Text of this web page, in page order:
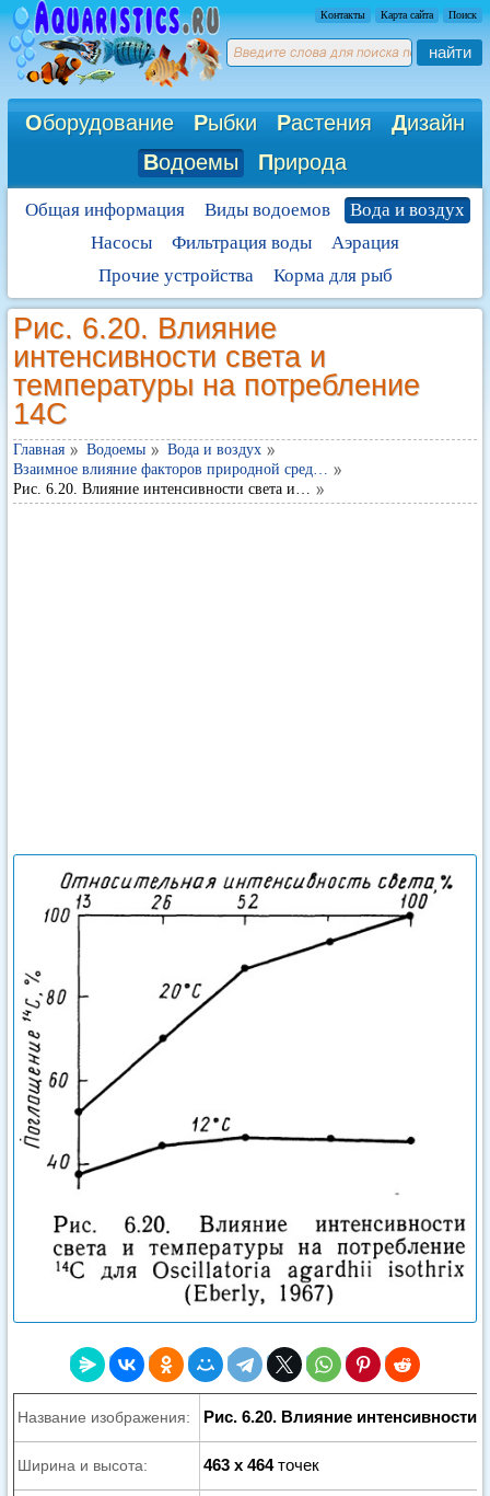
Контакты Карта сайта Поиск
найти
Оборудование Рыбки Растения Дизайн
Водоемы Природа
Общая информация Виды водоемов
Вода и воздух
Насосы
Фильтрация воды
Аэрация
Прочие устройства
Корма для рыб
Рис. 6.20. Влияние
интенсивности света и
температуры на потребление
14С
Главная Водоемы
Вода и воздух
Взаимное влияние факторов природной сред…
Рис. 6.20. Влияние интенсивности света и…
Название изображения: Рис. 6.20. Влияние интенсивности
Ширина и высота: 463 x 464точек